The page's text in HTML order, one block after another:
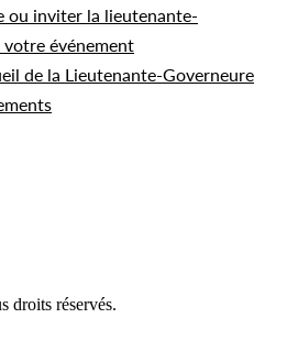
ou inviter la lieutenante-
votre événement
de la Lieutenante-Governeure
droits réservés.